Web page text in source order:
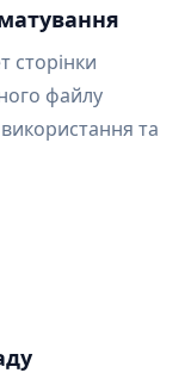
сторінки
файлу
та